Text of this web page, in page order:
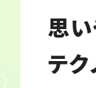
思い
テク